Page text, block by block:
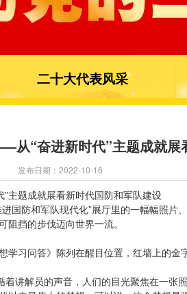
二十大代表风采
“奋进新时代”主题成就展
发布日期：2022-10-16
主题成就展看新时代国防和军队建设
国防和军队现代化”展厅里的一幅幅照
挡的步伐迈向世界一流。
习问答》陈列在醒目位置，红墙上的
讲解员的声音，人们的目光聚焦在一张